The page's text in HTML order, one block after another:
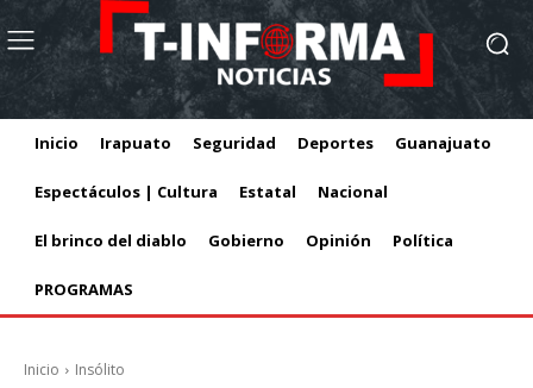
Inicio Irapuato Seguridad Deportes Guanajuato
Espectáculos | Cultura Estatal Nacional
El brinco del diablo Gobierno Opinión Política
PROGRAMAS
Inicio Insólito